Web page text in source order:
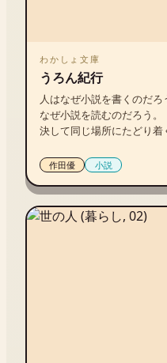
わかしょ文庫
うろん紀行
人はなぜ小説を書くのだろ
なぜ小説を読むのだろう。
決して同じ場所にたどり着
〝平和島のブローティガン”
作田優 小説